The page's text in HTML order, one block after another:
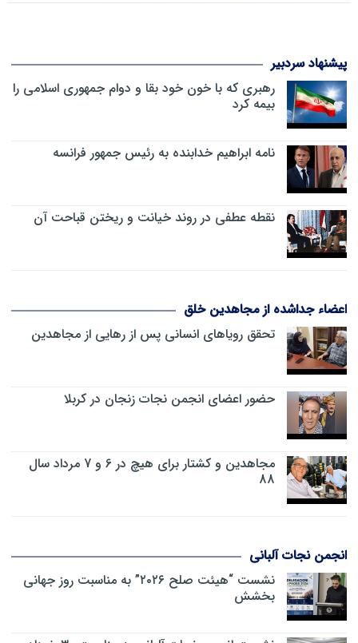
پیشنهاد سردبیر
رهبری که با خون خود بقا و دوام جمهوری اسلامی را
بیمه کرد
نامه ابراهیم خدابنده به رئیس جمهور فرانسه
نقطه عطفی در روند خیانت و ریختن قباحت آن
اعضاء جداشده از مجاهدین خلق
تحقق رویاهای انسانی پس از رهایی از مجاهدین
حضور اعضای انجمن نجات زنجان در کربلا
مجاهدین و کشتار برای هیچ در 6 و 7 مرداد سال
88
انجمن نجات آلبانی
نشست “هیئت صلح ۲۰۲۶” به مناسبت روز جهانی
بخشش